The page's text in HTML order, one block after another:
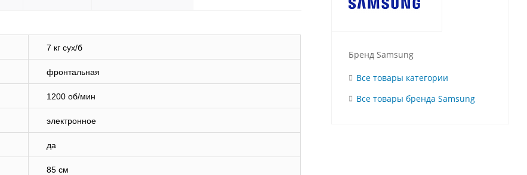
7 кг сух/б
фронтальная
1200 об/мин
электронное
да
85 см
Бренд Samsung
Все товары категории
Все товары бренда Samsung